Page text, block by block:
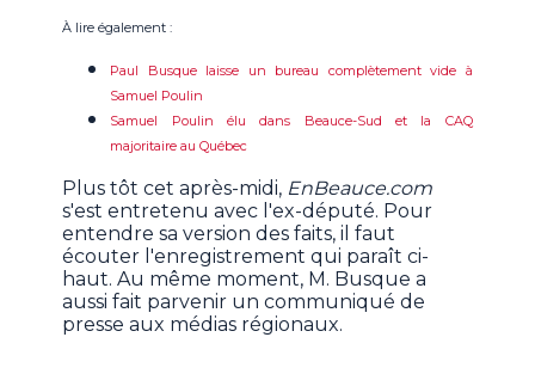
À lire également :
Paul Busque laisse un bureau complètement vide à
Samuel Poulin
Samuel Poulin élu dans Beauce-Sud et la CAQ
majoritaire au Québec
Plus tôt cet après-midi, EnBeauce.com
s'est entretenu avec l'ex-député. Pour
entendre sa version des faits, il faut
écouter l'enregistrement qui paraît ci-
haut. Au même moment, M. Busque a
aussi fait parvenir un communiqué de
presse aux médias régionaux.